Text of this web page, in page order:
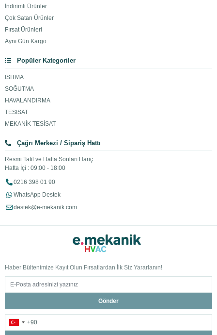
İndirimli Ürünler
Çok Satan Ürünler
Fırsat Ürünleri
Aynı Gün Kargo
Popüler Kategoriler
ISITMA
SOĞUTMA
HAVALANDIRMA
TESİSAT
MEKANİK TESİSAT
Çağrı Merkezi / Sipariş Hattı
Resmi Tatil ve Hafta Sonları Hariç
Hafta İçi : 09:00 - 18:00
0216 398 01 90
WhatsApp Destek
destek@e-mekanik.com
Haber Bültenimize Kayıt Olun Fırsatlardan İlk Siz Yararlanın!
Gönder